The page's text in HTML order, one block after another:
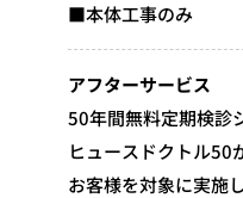
■本体工事のみ
アフターサービス
50年間無料定期検診
ヒュースドクトル50
お客様を対象に実施